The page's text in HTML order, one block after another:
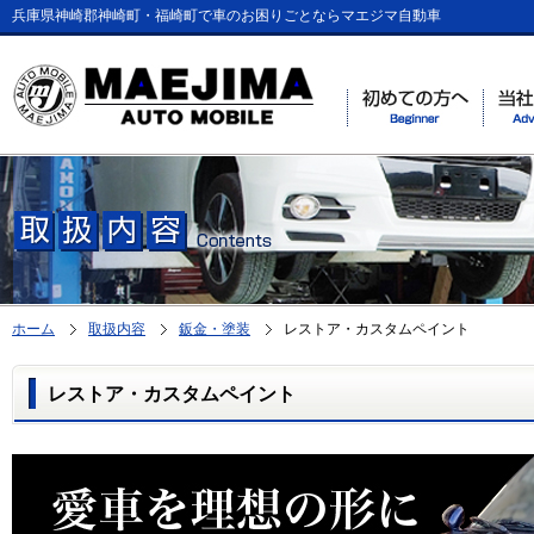
兵庫県神崎郡神崎町・福崎町で車のお困りごとならマエジマ自動車
ホーム 取扱内容 鈑金・塗装 レストア・カスタムペイント
レストア・カスタムペイント